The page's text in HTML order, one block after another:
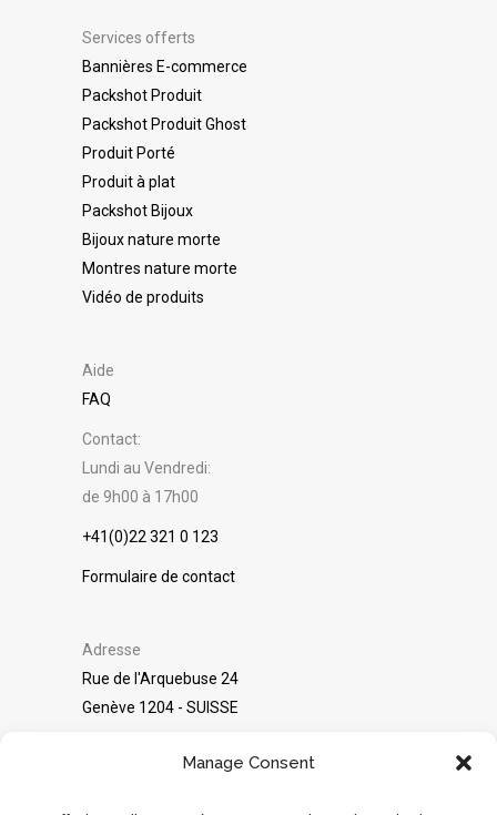
Manage Consent
Services offerts
Bannières E-commerce
Packshot Produit
Packshot Produit Ghost
Produit Porté
Produit à plat
Packshot Bijoux
Bijoux nature morte
Montres nature morte
Vidéo de produits
Aide
FAQ
Contact:
Lundi au Vendredi:
de 9h00 à 17h00
+41(0)22 321 0 123
Formulaire de contact
Adresse
Rue de l'Arquebuse 24
Genève 1204 - SUISSE